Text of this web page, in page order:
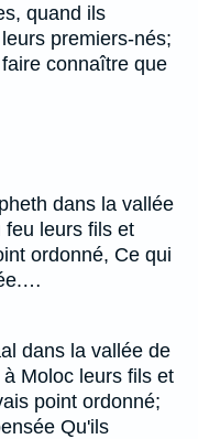
quand ils
premiers-nés;
connaître que
dans la vallée
feu leurs fils et
ordonné, Ce qui
dans la vallée de
Moloc leurs fils et
point ordonné;
Qu'ils